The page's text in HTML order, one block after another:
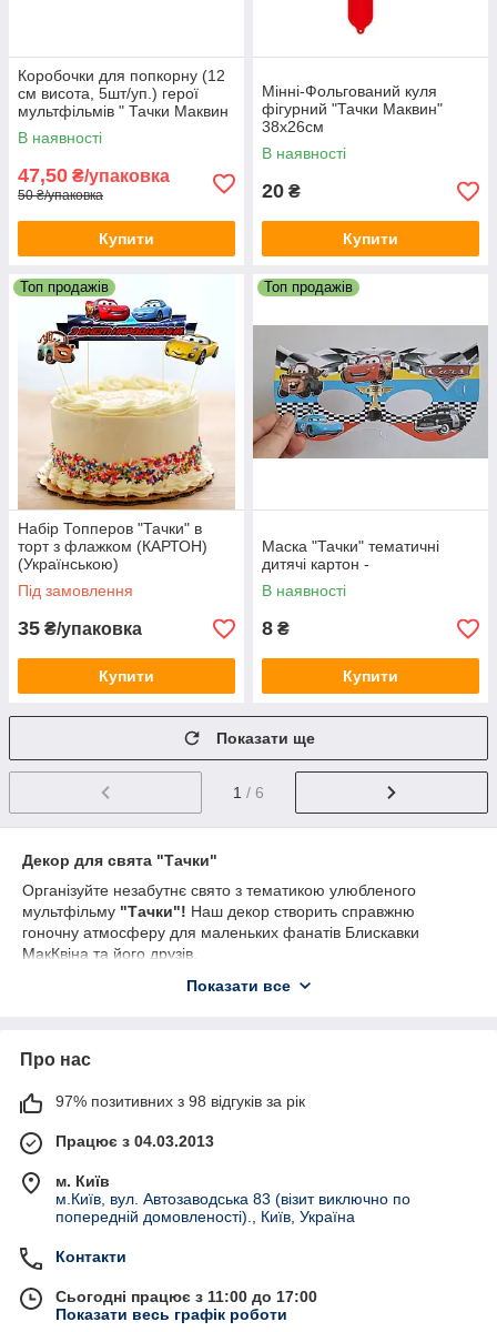
Коробочки для попкорну (12
см висота, 5шт/уп.) герої
мультфільмів " Тачки Маквин
- День Народження
В наявності
47,50 ₴/упаковка
50 ₴/упаковка
Купити
Мінні-Фольгований куля
фігурний "Тачки Маквин"
38х26см
В наявності
20 ₴
Купити
Топ продажів
Набір Топперов "Тачки" в
торт з флажком (КАРТОН)
(Українською)
Під замовлення
35 ₴/упаковка
Купити
Топ продажів
Маска "Тачки" тематичні
дитячі картон -
В наявності
8 ₴
Купити
Показати ще
1 / 6
Декор для свята "Тачки"
Організуйте незабутнє свято з тематикою улюбленого
мультфільму "Тачки"! Наш декор створить справжню
гоночну атмосферу для маленьких фанатів Блискавки
МакКвіна та його друзів.
Короткий опис історії:
справжню дружбу та підтримку. Всі персонажі цього
взаємоповагу та непохитну вірність мрії.
зображеннями героїв, щоб кожна деталь створювала
атмосферу треку
Ковпачки
для кожного гостя та медальки
майбутніх чемпіонів
тематичними принтами для маленьких сюрпризів
Показати все
Про нас
97% позитивних з 98 відгуків за рік
Працює з 04.03.2013
м. Київ
м.Київ, вул. Автозаводська 83 (візит виключно по
попередній домовленості)., Київ, Україна
Контакти
Сьогодні працює з 11:00 до 17:00
Показати весь графік роботи